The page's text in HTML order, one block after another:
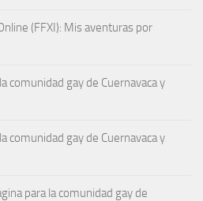
(FFXI): Mis aventuras por
comunidad gay de Cuernavaca y
comunidad gay de Cuernavaca y
para la comunidad gay de